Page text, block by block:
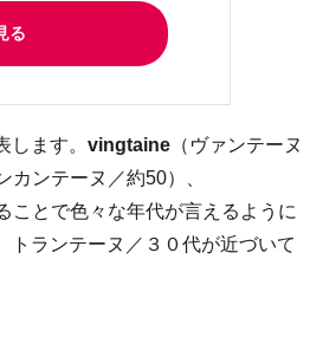
る
ます。 vingtaine （ヴァンテーヌ
カンテーヌ／約50）、
ことで色々な年代が言えるように
ランテーヌ／３０代が近づいて